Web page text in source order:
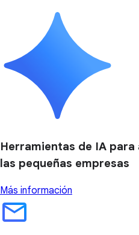
Herramientas de IA
las pequeñas empresas
Más información